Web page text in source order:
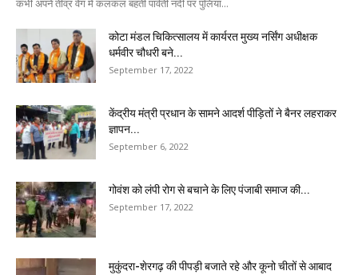
कभी अपने तीव्र वेग में कलकल बहती पार्वती नदी पर पुलिया...
कोटा मंडल चिकित्सालय में कार्यरत मुख्य नर्सिंग अधीक्षक
धर्मवीर चौधरी बने...
September 17, 2022
केंद्रीय मंत्री प्रधान के सामने आदर्श पीड़ितों ने बैनर लहराकर
ज्ञापन...
September 6, 2022
गोवंश को लंपी रोग से बचाने के लिए पंजाबी समाज की...
September 17, 2022
मुकुंदरा-शेरगढ़ की पीपड़ी बजाते रहे और कूनो चीतों से आबाद